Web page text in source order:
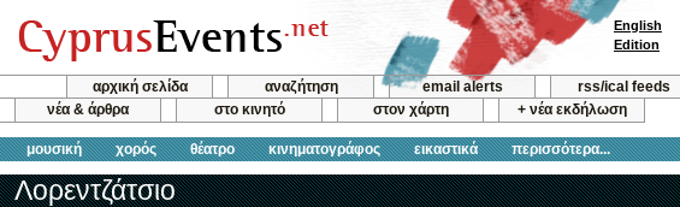
αρχική σελίδα αναζήτηση email alerts
rss/ical feeds
νέα & άρθρα
στο κινητό στον χάρτη + νέα εκδήλωση
μουσική χορός θέατρο κινηματογράφος εικαστικά περισσότερα...
English
Edition
Λορεντζάτσιο